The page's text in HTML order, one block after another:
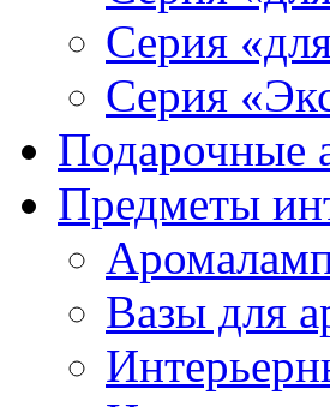
Серия
Серия
Подарочные
Предметы
Вазы для